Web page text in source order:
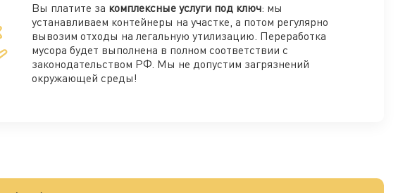
Вы платите за комплексные услуги под ключ: мы
устанавливаем контейнеры на участке, а потом регулярно
вывозим отходы на легальную утилизацию. Переработка
мусора будет выполнена в полном соответствии с
законодательством РФ. Мы не допустим загрязнений
окружающей среды!